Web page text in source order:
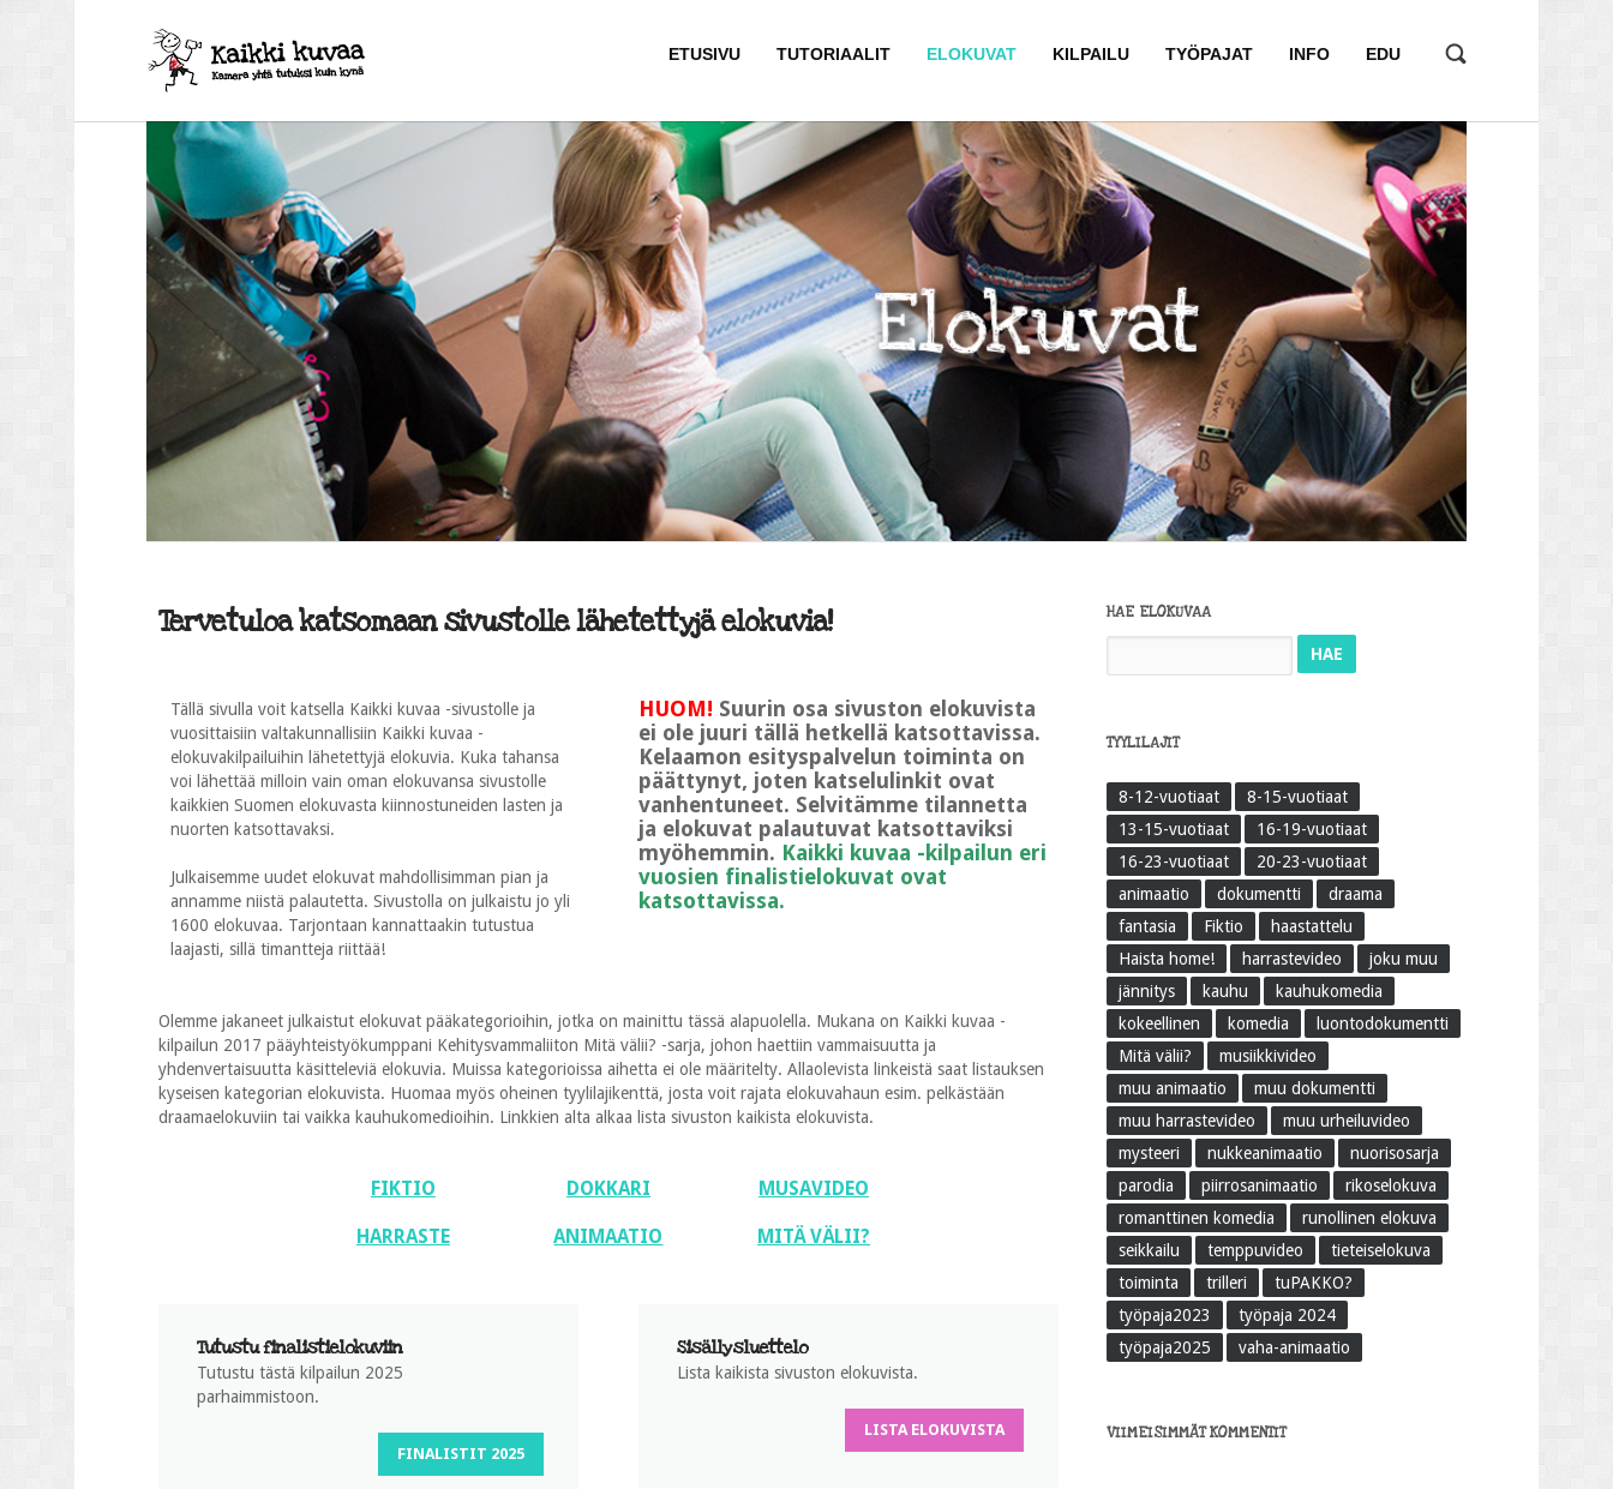
ETUSIVU TUTORIAALIT ELOKUVAT KILPAILU TYÖPAJAT INFO EDU
Tervetuloa katsomaan sivustolle lähetettyjä elokuvia!
Tällä sivulla voit katsella Kaikki kuvaa -sivustolle ja
vuosittaisiin valtakunnallisiin Kaikki kuvaa -
elokuvakilpailuihin lähetettyjä elokuvia. Kuka tahansa
voi lähettää milloin vain oman elokuvansa sivustolle
kaikkien Suomen elokuvasta kiinnostuneiden lasten ja
nuorten katsottavaksi.
Julkaisemme uudet elokuvat mahdollisimman pian ja
annamme niistä palautetta. Sivustolla on julkaistu jo yli
1600 elokuvaa. Tarjontaan kannattaakin tutustua
laajasti, sillä timantteja riittää!
HUOM! Suurin osa sivuston elokuvista
ei ole juuri tällä hetkellä katsottavissa.
Kelaamon esityspalvelun toiminta on
päättynyt, joten katselulinkit ovat
vanhentuneet. Selvitämme tilannetta
ja elokuvat palautuvat katsottaviksi
myöhemmin. Kaikki kuvaa -kilpailun eri
vuosien finalistielokuvat ovat
katsottavissa.
Olemme jakaneet julkaistut elokuvat pääkategorioihin, jotka on mainittu tässä alapuolella. Mukana on Kaikki kuvaa -
kilpailun 2017 pääyhteistyökumppani Kehitysvammaliiton Mitä välii? -sarja, johon haettiin vammaisuutta ja
yhdenvertaisuutta käsitteleviä elokuvia. Muissa kategorioissa aihetta ei ole määritelty. Allaolevista linkeistä saat listauksen
kyseisen kategorian elokuvista. Huomaa myös oheinen tyylilajikenttä, josta voit rajata elokuvahaun esim. pelkästään
draamaelokuviin tai vaikka kauhukomedioihin. Linkkien alta alkaa lista sivuston kaikista elokuvista.
FIKTIO
HARRASTE
DOKKARI
ANIMAATIO
MUSAVIDEO
MITÄ VÄLII?
Tutustu finalistielokuviin
Tutustu tästä kilpailun 2025
parhaimmistoon.
FINALISTIT 2025
Sisällysluettelo
Lista kaikista sivuston elokuvista.
LISTA ELOKUVISTA
HAE ELOKUVAA
TYYLILAJIT
8-12-vuotiaat
8-15-vuotiaat
13-15-vuotiaat
16-19-vuotiaat
16-23-vuotiaat
20-23-vuotiaat
animaatio
dokumentti
draama
fantasia
Fiktio
haastattelu
Haista home!
harrastevideo
joku muu
jännitys
kauhu
kauhukomedia
kokeellinen
komedia
luontodokumentti
Mitä välii?
musiikkivideo
muu animaatio
muu dokumentti
muu harrastevideo
muu urheiluvideo
mysteeri
nukkeanimaatio
nuorisosarja
parodia
piirrosanimaatio
rikoselokuva
romanttinen komedia
runollinen elokuva
seikkailu
temppuvideo
tieteiselokuva
toiminta
trilleri
tuPAKKO?
työpaja2023
työpaja 2024
työpaja2025
vaha-animaatio
VIIMEISIMMÄT KOMMENTIT